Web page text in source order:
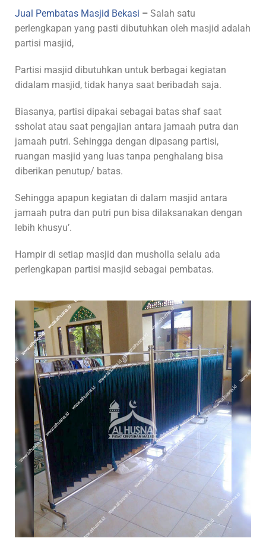
Jual Pembatas Masjid Bekasi – Salah satu
perlengkapan yang pasti dibutuhkan oleh masjid adalah
partisi masjid,
Partisi masjid dibutuhkan untuk berbagai kegiatan
didalam masjid, tidak hanya saat beribadah saja.
Biasanya, partisi dipakai sebagai batas shaf saat
ssholat atau saat pengajian antara jamaah putra dan
jamaah putri. Sehingga dengan dipasang partisi,
ruangan masjid yang luas tanpa penghalang bisa
diberikan penutup/ batas.
Sehingga apapun kegiatan di dalam masjid antara
jamaah putra dan putri pun bisa dilaksanakan dengan
lebih khusyu’.
Hampir di setiap masjid dan musholla selalu ada
perlengkapan partisi masjid sebagai pembatas.